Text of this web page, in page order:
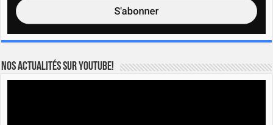
Nos actualités sur YOUTUBE!